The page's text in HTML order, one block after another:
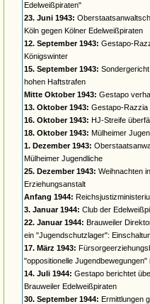
Edelweißpiraten"
23. Juni 1943:
Köln gegen Kölner Edelweißpiraten
12. September 1943: Gestapo-
Königswinter
15. September 1943:
hohen Haftstrafen
Mitte Oktober 1943: Gestapo
13. Oktober 1943: Gestapo-Razzia
16. Oktober 1943: HJ-Streife
18. Oktober 1943: Mülheimer
1. Dezember 1943:
Mülheimer Jugendliche
25. Dezember 1943: Weihnachten
Erziehungsanstalt
Anfang 1944:
3. Januar 1944: Club der
22. Januar 1944: Brauweiler
ein "Jugendschutzlager":
17. März 1943:
"oppositionelle Jugendbewegungen"
14. Juli 1944: Gestapo berichtet
Brauweiler Edelweißpiraten
30. September 1944: Ermittlungen